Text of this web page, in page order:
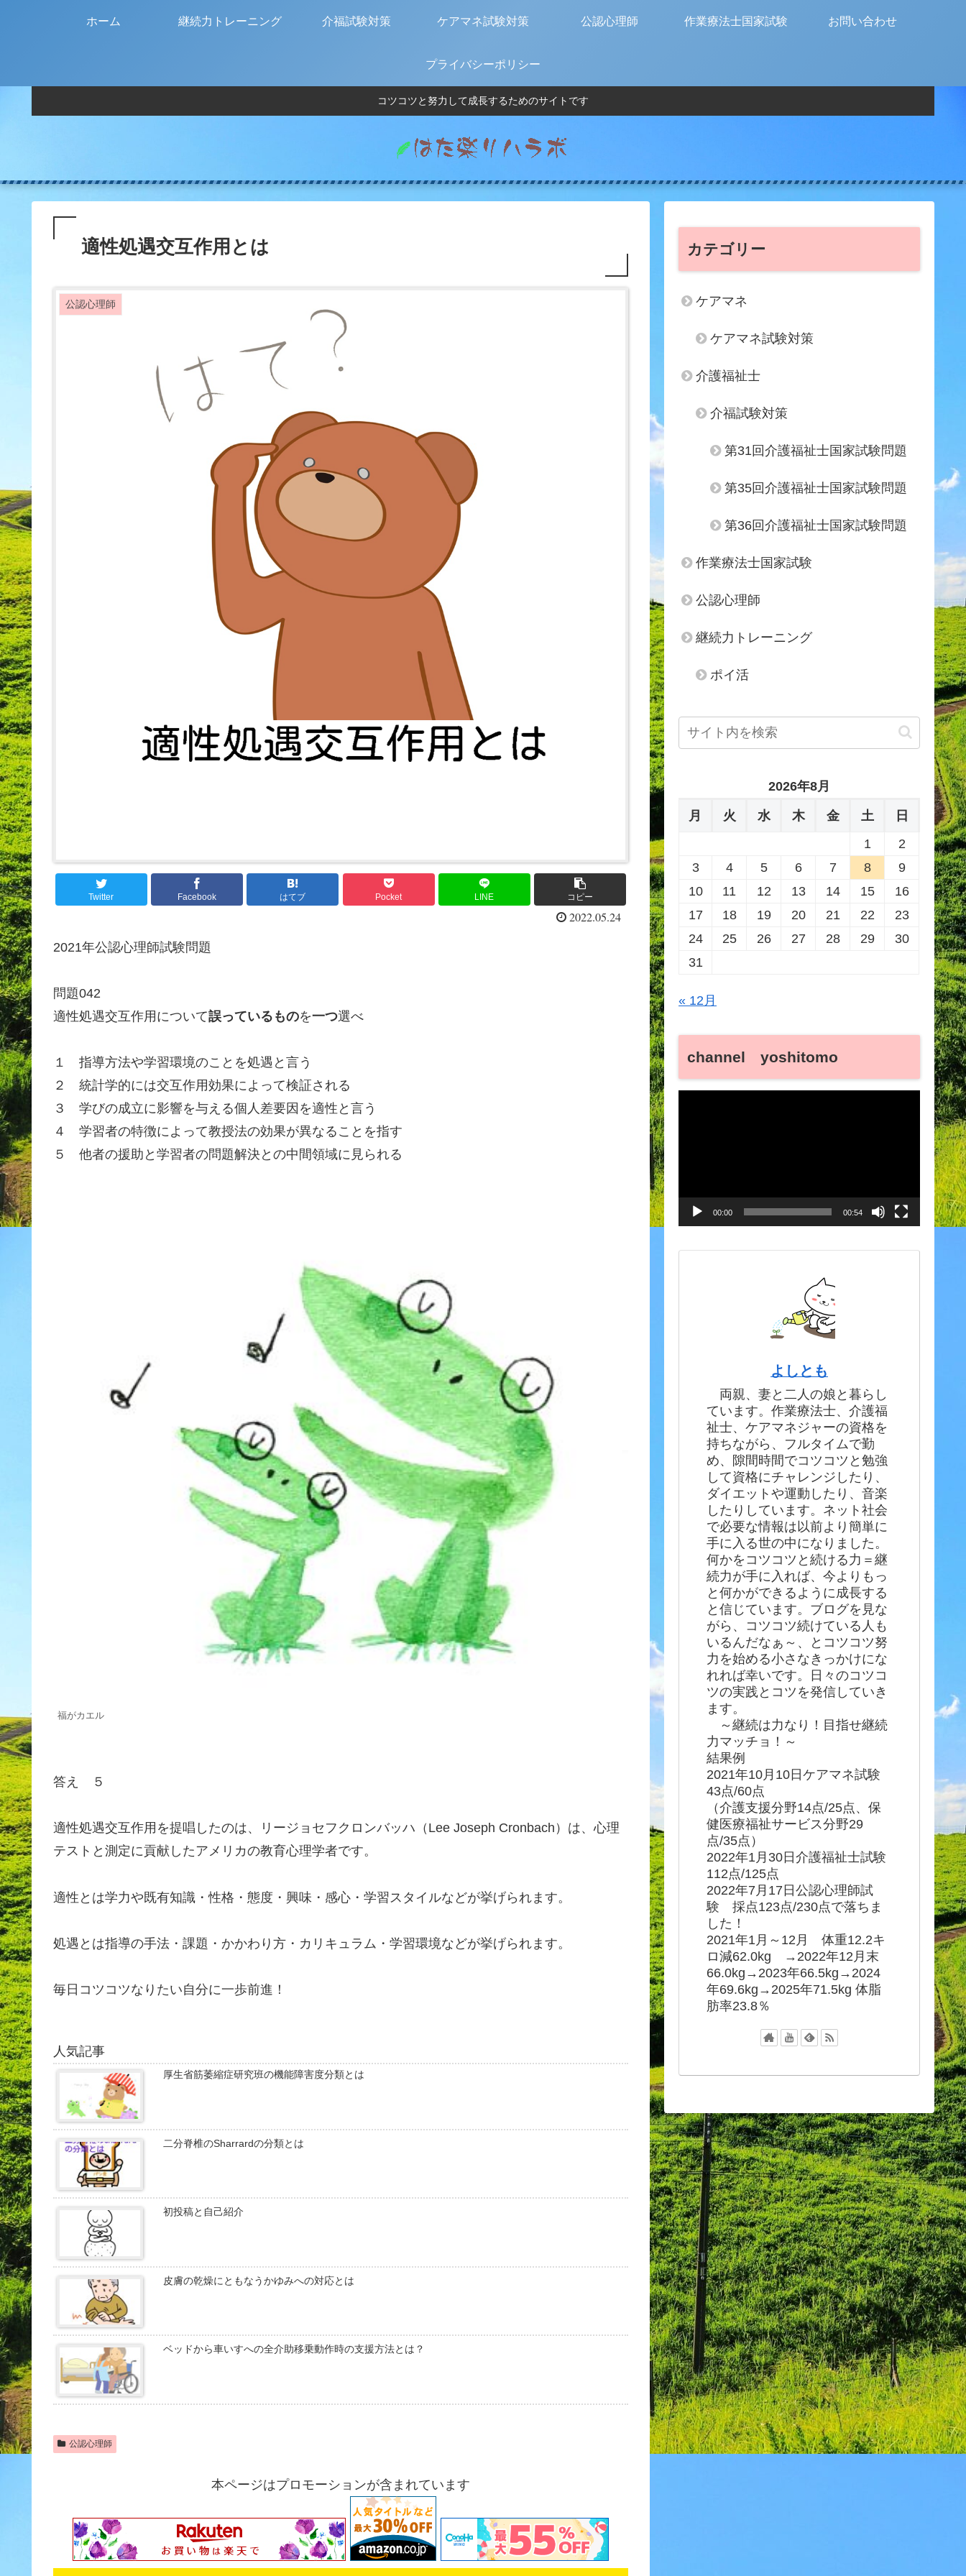
コツコツと努力して成長するためのサイトです
ホーム 継続力トレーニング 介福試験対策 ケアマネ試験対策 公認心理師 作業療法士国家試験 お問い合わせ
プライバシーポリシー
適性処遇交互作用とは
公認心理師
Twitter Facebook はてブ Pocket LINE コピー
2022.05.24
2021年公認心理師試験問題
問題042
適性処遇交互作用について誤っているものを一つ選べ
１ 指導方法や学習環境のことを処遇と言う
２ 統計学的には交互作用効果によって検証される
３ 学びの成立に影響を与える個人差要因を適性と言う
４ 学習者の特徴によって教授法の効果が異なることを指す
５ 他者の援助と学習者の問題解決との中間領域に見られる
福がカエル
答え ５
適性処遇交互作用を提唱したのは、リージョセフクロンバッハ（Lee Joseph Cronbach）は、心理
テストと測定に貢献したアメリカの教育心理学者です。
適性とは学力や既有知識・性格・態度・興味・感心・学習スタイルなどが挙げられます。
処遇とは指導の手法・課題・かかわり方・カリキュラム・学習環境などが挙げられます。
毎日コツコツなりたい自分に一歩前進！
人気記事
厚生省筋萎縮症研究班の機能障害度分類とは
二分脊椎のSharrardの分類とは
初投稿と自己紹介
皮膚の乾燥にともなうかゆみへの対応とは
ベッドから車いすへの全介助移乗動作時の支援方法とは？
公認心理師
本ページはプロモーションが含まれています
カテゴリー
ケアマネ
ケアマネ試験対策
介護福祉士
介福試験対策
第31回介護福祉士国家試験問題
第35回介護福祉士国家試験問題
第36回介護福祉士国家試験問題
作業療法士国家試験
公認心理師
継続力トレーニング
ポイ活
2026年8月
月 火 水 木 金 土
日
1
2
3
4 5 6 7 8
9
10
11 12 13 14 15
16
17
18 19 20 21 22
23
24
25 26 27 28 29
30
31
« 12月
channel yoshitomo
00:00 00:54
よしとも
両親、妻と二人の娘と暮らし
ています。作業療法士、介護福
祉士、ケアマネジャーの資格を
持ちながら、フルタイムで勤
め、隙間時間でコツコツと勉強
して資格にチャレンジしたり、
ダイエットや運動したり、音楽
したりしています。ネット社会
で必要な情報は以前より簡単に
手に入る世の中になりました。
何かをコツコツと続ける力＝継
続力が手に入れば、今よりもっ
と何かができるように成長する
と信じています。ブログを見な
がら、コツコツ続けている人も
いるんだなぁ～、とコツコツ努
力を始める小さなきっかけにな
れれば幸いです。日々のコツコ
ツの実践とコツを発信していき
ます。
～継続は力なり！目指せ継続
力マッチョ！～
結果例
2021年10月10日ケアマネ試験
43点/60点
（介護支援分野14点/25点、保
健医療福祉サービス分野29
点/35点）
2022年1月30日介護福祉士試験
112点/125点
2022年7月17日公認心理師試
験 採点123点/230点で落ちま
した！
2021年1月～12月 体重12.2キ
ロ減62.0kg →2022年12月末
66.0kg→2023年66.5kg→2024
年69.6kg→2025年71.5kg 体脂
肪率23.8％